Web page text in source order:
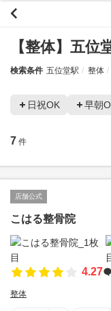
【整体】五
検索条件 五位堂駅 整体
日祝OK 早朝
7 件
店舗公式
こはる整骨院
4.27
整体